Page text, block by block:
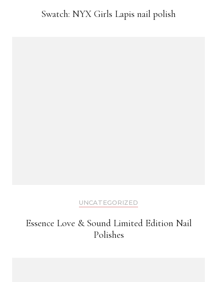
Swatch: NYX Girls Lapis nail polish
UNCATEGORIZED
Essence Love & Sound Limited Edition Nail
Polishes